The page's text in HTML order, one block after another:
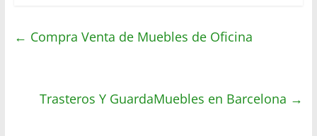
s
p
t
b
k
a
i
← Compra Venta de Muebles de Oficina
Trasteros Y GuardaMuebles en Barcelona →